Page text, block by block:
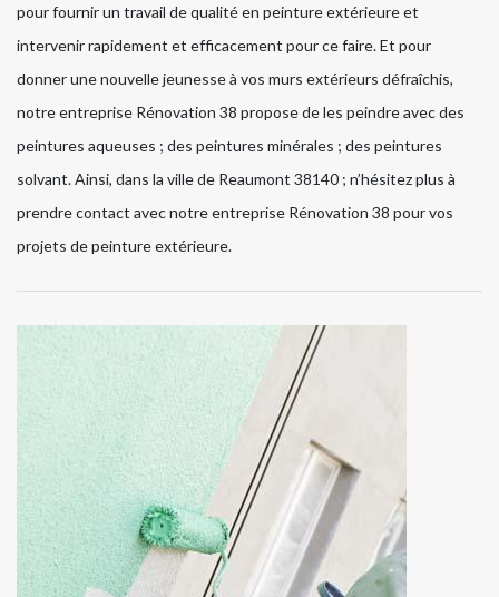
pour fournir un travail de qualité en peinture extérieure et
intervenir rapidement et efficacement pour ce faire. Et pour
donner une nouvelle jeunesse à vos murs extérieurs défraîchis,
notre entreprise Rénovation 38 propose de les peindre avec des
peintures aqueuses ; des peintures minérales ; des peintures
solvant. Ainsi, dans la ville de Reaumont 38140 ; n’hésitez plus à
prendre contact avec notre entreprise Rénovation 38 pour vos
projets de peinture extérieure.